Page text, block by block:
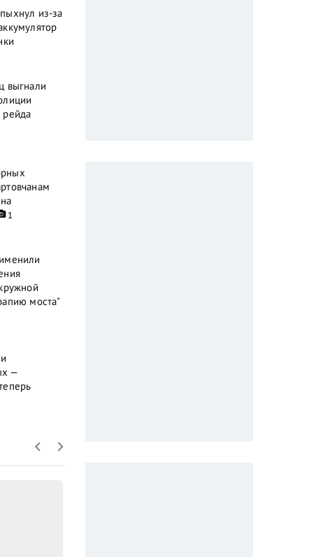
из-за
выгнали
рейда
1
моста"
—